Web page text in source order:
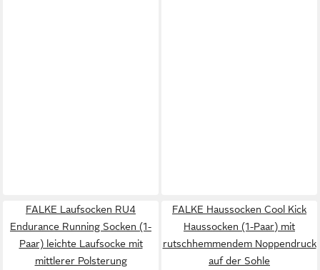
FALKE Laufsocken RU4
Endurance Running Socken (1-
Paar) leichte Laufsocke mit
mittlerer Polsterung
FALKE Haussocken Cool Kick
Haussocken (1-Paar) mit
rutschhemmendem Noppendruck
auf der Sohle